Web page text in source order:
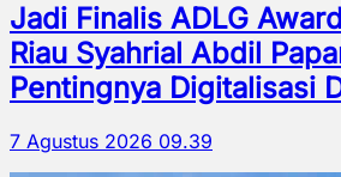
Jadi Finalis ADLG
Riau Syahrial Abdil
Pentingnya Digitalisasi
7 Agustus 2026 09.39